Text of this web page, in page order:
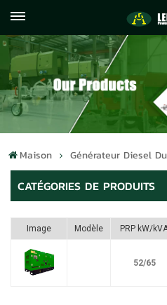
059122071372
Maison Générateur Diesel
CATÉGORIES DE PRODUITS
Image Modèle PRP kW/
52/65